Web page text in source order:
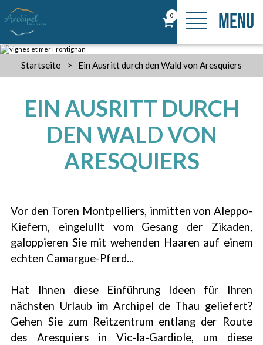
0 MENU
Startseite > Ein Ausritt durch den Wald von Aresquiers
EIN AUSRITT DURCH
DEN WALD VON
ARESQUIERS
Vor den Toren Montpelliers, inmitten von Aleppo-
Kiefern, eingelullt vom Gesang der Zikaden,
galoppieren Sie mit wehenden Haaren auf einem
echten Camargue-Pferd...
Hat Ihnen diese Einführung Ideen für Ihren
nächsten Urlaub im Archipel de Thau geliefert?
Gehen Sie zum Reitzentrum entlang der Route
des Aresquiers in Vic-la-Gardiole, um diese